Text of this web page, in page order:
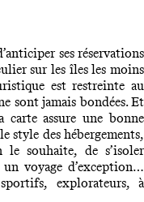
ses réservations
sur les îles les moins
est restreinte au
sont jamais bondées. Et
assure une bonne
style des hébergements,
souhaite, de s’isoler
voyage d’exception…
explorateurs, à